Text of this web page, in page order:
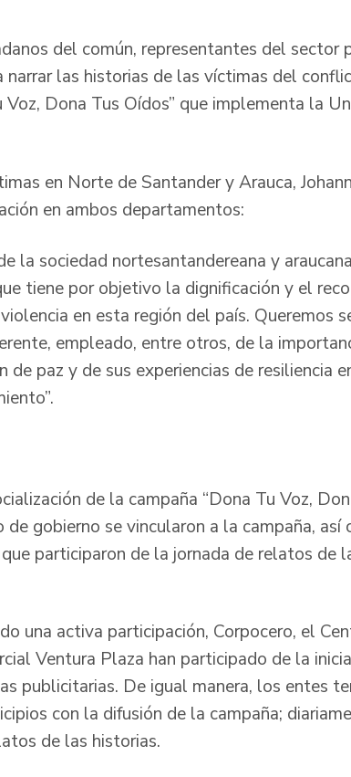
del común, representantes del sector
narrar las historias de las víctimas del
Dona Tus Oídos” que implementa la
en Norte de Santander y Arauca,
en ambos departamentos:
la sociedad nortesantandereana y
tiene por objetivo la dignificación y el
en esta región del país. Queremos
empleado, entre otros, de la
paz y de sus experiencias de resiliencia
de la campaña “Dona Tu Voz,
gobierno se vincularon a la campaña, así
participaron de la jornada de relatos de
una activa participación, Corpocero, el
Ventura Plaza han participado de la
publicitarias. De igual manera, los entes
con la difusión de la campaña;
de las historias.